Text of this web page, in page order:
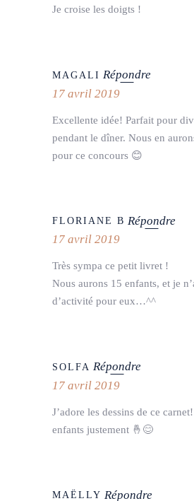
Je croise les doigts !
MAGALI Répondre
17 avril 2019
Excellente idée! Parfait pour
pendant le dîner. Nous en
pour ce concours 😊
FLORIANE B Répondre
17 avril 2019
Très sympa ce petit livret !
Nous aurons 15 enfants, et je
d’activité pour eux…^^
SOLFA Répondre
17 avril 2019
J’adore les dessins de ce
enfants justement 🤞😊
MAËLLY Répondre